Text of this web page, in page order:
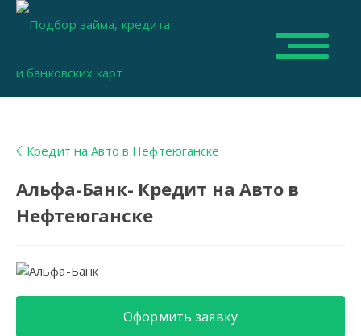
Кредит на Авто в Нефтеюганске
Альфа-Банк- Кредит на Авто в
Нефтеюганске
Оформить заявку